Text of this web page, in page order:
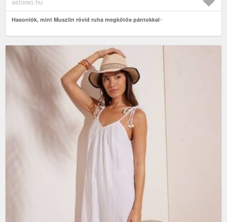
Hasonlók, mint Muszlin rövid ruha megkötős pántokkal